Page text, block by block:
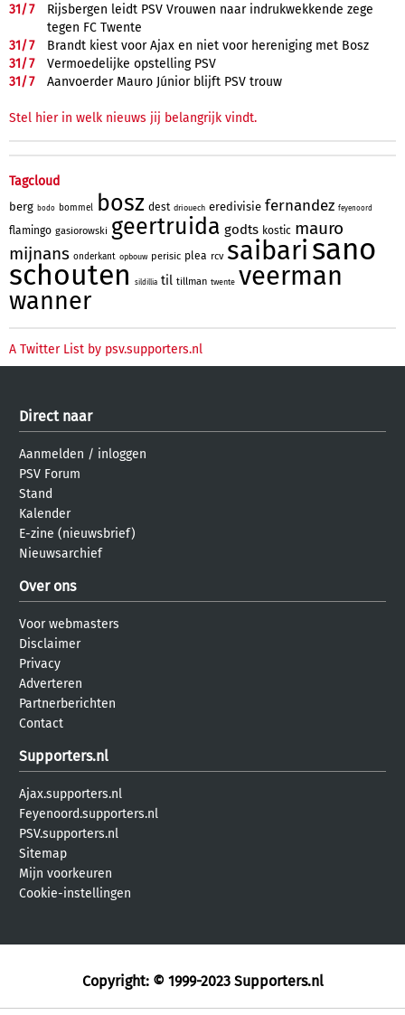
31/7
Rijsbergen leidt PSV Vrouwen naar indrukwekkende zege
tegen FC Twente
31/7
Brandt kiest voor Ajax en niet voor hereniging met Bosz
31/7
Vermoedelijke opstelling PSV
31/7 Aanvoerder Mauro Júnior blijft PSV trouw
Stel hier in welk nieuws jij belangrijk vindt.
Tagcloud
berg bodo bommel bosz dest driouech eredivisie fernandez feyenoord
flamingo gasiorowski geertruida godts kostic mauro
mijnans onderkant opbouw perisic plea rcv saibari sano
schouten sildillia til tillman twente veerman
wanner
A Twitter List by psv.supporters.nl
Direct naar
Aanmelden / inloggen
PSV Forum
Stand
Kalender
E-zine (nieuwsbrief)
Nieuwsarchief
Over ons
Voor webmasters
Disclaimer
Privacy
Adverteren
Partnerberichten
Contact
Supporters.nl
Ajax.supporters.nl
Feyenoord.supporters.nl
PSV.supporters.nl
Sitemap
Mijn voorkeuren
Cookie-instellingen
Copyright: © 1999-2023 Supporters.nl